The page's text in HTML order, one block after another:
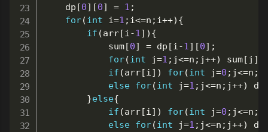
	dp
[0] [0] = 1 ;
for(int i=1 ; i<=n ; i++) {
if (arr[i-1] ) {
			sum
[0] = dp [i-1] [0] ;
for(int j=1 ; j<=n ; j++) sum[ j ]
if (arr[i] ) for(int j=0 ; j<=n ;
else for(int j=1 ; j<=n ; j++) dp
}else{
if (arr[i] ) for(int j=0 ; j<=n ;
else for(int j=1 ; j<=n ; j++) dp